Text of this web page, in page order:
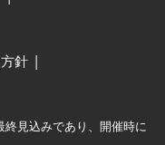
針
見込みであり、開催時に